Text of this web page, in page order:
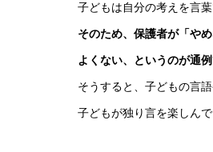
子どもは自分の考えを言
そのため、保護者が「や
よくない、というのが通例
そうすると、子どもの言
子どもが独り言を楽しん